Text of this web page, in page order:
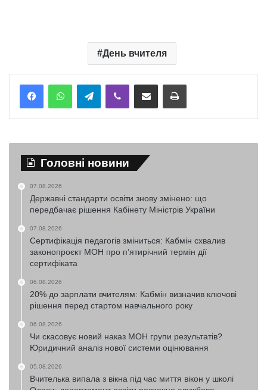
День вчителя
TelegramViber Надіслати електронною поштоюНадрукувати
Головні новини
07.08.2026
Державні стандарти освіти знову змінено: що
передбачає рішення Кабінету Міністрів України
07.08.2026
Сертифікація педагогів зміниться: Кабмін схвалив
законопроєкт МОН про п’ятирічний термін дії
сертифіката
06.08.2026
20% до зарплати вчителям: Кабмін визначив ключові
рішення перед стартом навчального року
06.08.2026
Чи скасовує новий наказ МОН групи результатів?
Юридичний аналіз нової системи оцінювання
05.08.2026
Вчителька випала з вікна під час миття вікон у школі